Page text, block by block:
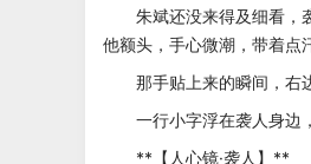
朱斌还没来得及细看，袭
他额头，手心微潮，带着点
那手贴上来的瞬间，右边
一行小字浮在袭人身边，
**【人心镜·袭人】**